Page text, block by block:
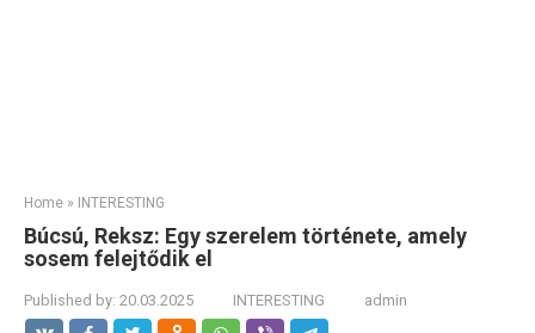
Home » INTERESTING
Búcsú, Reksz: Egy szerelem története, amely
sosem felejtődik el
Published by: 20.03.2025 INTERESTING admin